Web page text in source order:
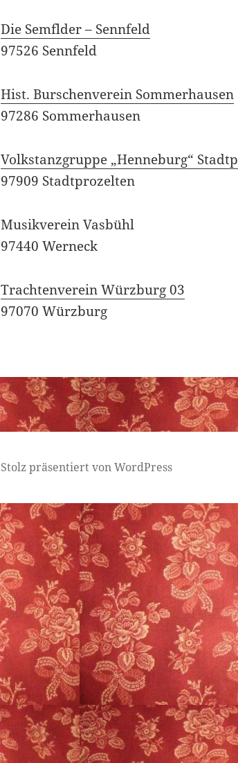
Die Semflder – Sennfeld
97526 Sennfeld
Hist. Burschenverein Sommerhausen
97286 Sommerhausen
Volkstanzgruppe „Henneburg“
97909 Stadtprozelten
Musikverein Vasbühl
97440 Werneck
Trachtenverein Würzburg 03
97070 Würzburg
Stolz präsentiert von WordPress